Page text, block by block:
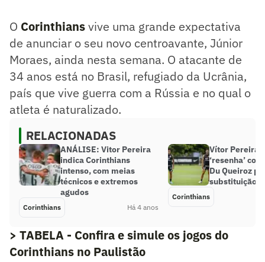
O Corinthiansvive uma grande expectativa
de anunciar o seu novo centroavante, Júnior
Moraes, ainda nesta semana. O atacante de
34 anos está no Brasil, refugiado da Ucrânia,
país que vive guerra com a Rússia e no qual o
atleta é naturalizado.
RELACIONADAS
ANÁLISE: Vitor Pereira
indica Corinthians
intenso, com meias
técnicos e extremos
agudos
Corinthians Há 4 anos
Vítor Pereira
‘resenha’
Du Queiroz
substituição
Corinthians
> TABELA - Confira e simule os jogos do
Corinthians no Paulistão